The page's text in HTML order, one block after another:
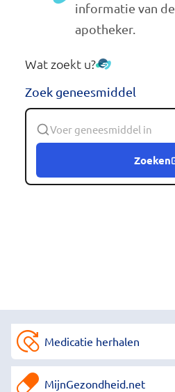
informatie van de
apotheker.
Wat zoekt u?
Zoek geneesmiddel
Zoeken
Medicatie herhalen
MijnGezondheid.net